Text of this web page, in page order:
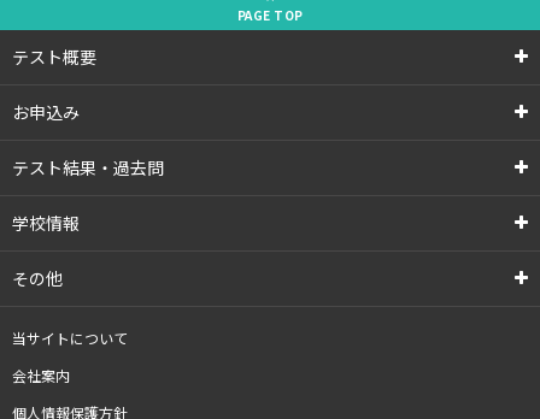
PAGE TOP
テスト概要
お申込み
テスト結果・過去問
学校情報
その他
当サイトについて
会社案内
個人情報保護方針